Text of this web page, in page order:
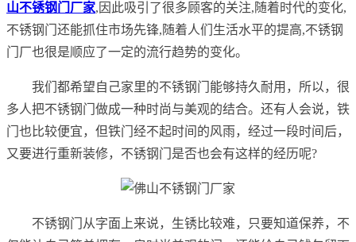
山不锈钢门厂家,因此吸引了很多顾客的关注,随着时代的变化,
不锈钢门还能抓住市场先锋,随着人们生活水平的提高,不锈钢
门厂也很是顺应了一定的流行趋势的变化。
我们都希望自己家里的不锈钢门能够持久耐用，所以，很
多人把不锈钢门做成一种时尚与美观的结合。还有人会说，铁
门也比较便宜，但铁门经不起时间的风雨，经过一段时间后，
又要进行重新装修，不锈钢门是否也会有这样的经历呢?
不锈钢门从字面上来说，生锈比较难，只要知道保养，不